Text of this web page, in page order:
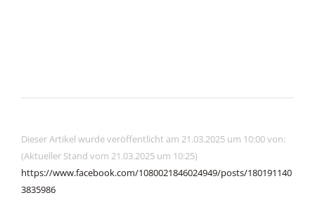
Dieser Artikel wurde veröffentlicht am 21.03.2025 um 10:00 von:
(Aktueller Stand vom 21.03.2025 um 10:25)
https://www.facebook.com/1080021846024949/posts/180191140
3835986